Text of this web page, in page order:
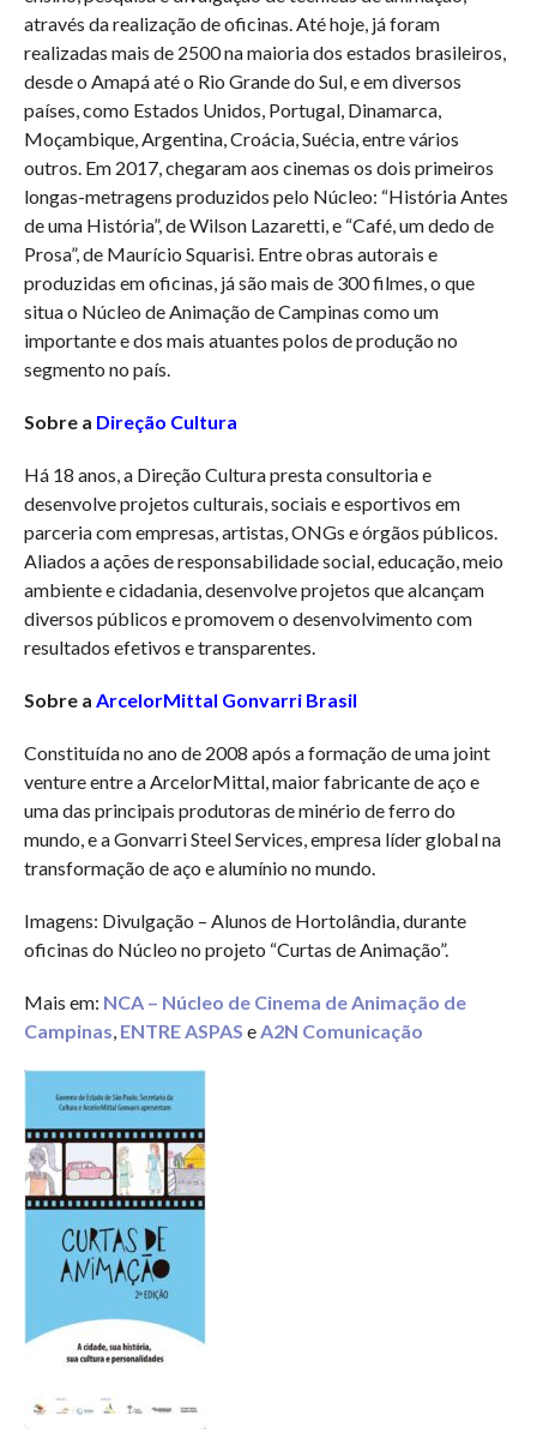
através da realização de oficinas. Até hoje, já foram
realizadas mais de 2500 na maioria dos estados brasileiros,
desde o Amapá até o Rio Grande do Sul, e em diversos
países, como Estados Unidos, Portugal, Dinamarca,
Moçambique, Argentina, Croácia, Suécia, entre vários
outros. Em 2017, chegaram aos cinemas os dois primeiros
longas-metragens produzidos pelo Núcleo: “História Antes
de uma História”, de Wilson Lazaretti, e “Café, um dedo de
Prosa”, de Maurício Squarisi. Entre obras autorais e
produzidas em oficinas, já são mais de 300 filmes, o que
situa o Núcleo de Animação de Campinas como um
importante e dos mais atuantes polos de produção no
segmento no país.
Sobre a Direção Cultura
Há 18 anos, a Direção Cultura presta consultoria e
desenvolve projetos culturais, sociais e esportivos em
parceria com empresas, artistas, ONGs e órgãos públicos.
Aliados a ações de responsabilidade social, educação, meio
ambiente e cidadania, desenvolve projetos que alcançam
diversos públicos e promovem o desenvolvimento com
resultados efetivos e transparentes.
Sobre a ArcelorMittal Gonvarri Brasil
Constituída no ano de 2008 após a formação de uma joint
venture entre a ArcelorMittal, maior fabricante de aço e
uma das principais produtoras de minério de ferro do
mundo, e a Gonvarri Steel Services, empresa líder global na
transformação de aço e alumínio no mundo.
Imagens: Divulgação – Alunos de Hortolândia, durante
oficinas do Núcleo no projeto “Curtas de Animação”.
Mais em: NCA – Núcleo de Cinema de Animação de
Campinas, ENTRE ASPAS eA2N Comunicação